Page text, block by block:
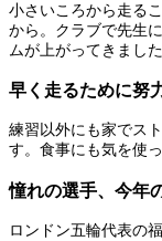
小さいころから走る
から。クラブで先生
ムが上がってきました
早く走るために努
練習以外にも家でス
す。食事にも気を使っ
憧れの選手、今年
ロンドン五輪代表の